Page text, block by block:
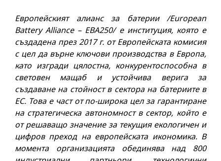
Европейският алианс за батерии/European
Battery Alliance – ЕВА250/ е институция, която е
създадена през 2017 г. от Европейската комисия
с цел да върне ключови производства в Европа,
като изгради цялостна, конкурентоспособна в
световен мащаб и устойчива верига за
създаване на стойност в сектора на батериите в
ЕС. Това е част от по-широка цел за гарантиране
на стратегическа автономност в сектор, който е
от решаващо значение за текущия екологичен и
цифров преход на европейската икономика. В
момента организацията обединява над 800